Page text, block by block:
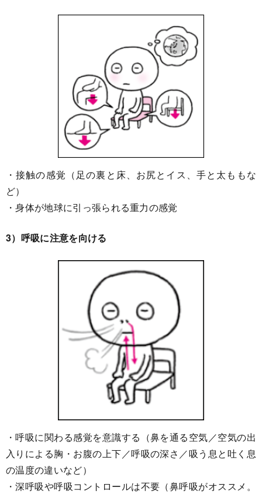
・接触の感覚（足の裏と床、お尻とイス、手と太ももな
ど）
・身体が地球に引っ張られる重力の感覚
3）呼吸に注意を向ける
・呼吸に関わる感覚を意識する（鼻を通る空気／空気の出
入りによる胸・お腹の上下／呼吸の深さ／吸う息と吐く息
の温度の違いなど）
・深呼吸や呼吸コントロールは不要（鼻呼吸がオススメ。